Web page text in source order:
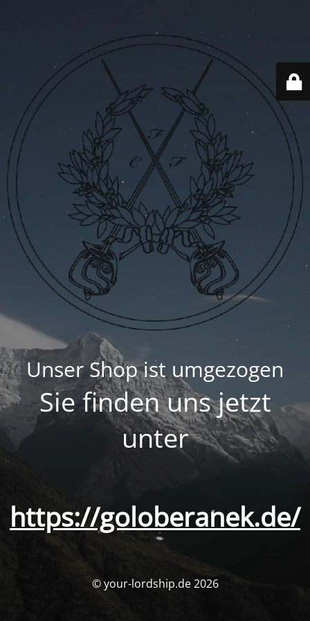
Unser Shop ist umgezogen
Sie finden uns jetzt
unter
https://goloberanek.de/
© your-lordship.de 2026